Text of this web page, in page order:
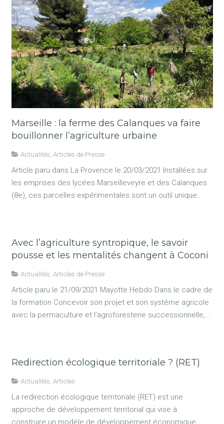
Marseille : la ferme des Calanques va faire
bouillonner l’agriculture urbaine
Actualités Articles de Presse
Article paru dans La Provence le 20/03/2021 Installées sur
les emprises des lycées Marseilleveyre et des Calanques
(8e), ces parcelles expérimentales sont un outil unique…
Avec l’agriculture syntropique, le savoir
pousse et les mentalités changent à Coconi
Actualités Articles de Presse
Article paru le 21/09/2021 Mayotte Hebdo Dans le cadre de
la formation Concevoir son projet et son système agricole
avec la permaculture et l’agroforesterie successionnelle,…
Redirection écologique territoriale ? (RET)
Actualités Articles
La redirection écologique territoriale (RET) est une
approche de développement territorial qui vise à
construire un modèle de développement économique,